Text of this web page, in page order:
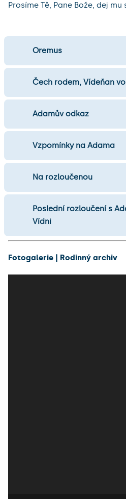
Prosíme Tě, Pane Bože, dej mu
Oremus
Čech rodem, Vídeňan
Adamův odkaz
Vzpomínky na Adama
Na rozloučenou
Poslední rozloučení s
Vídni
Fotogalerie | Rodinný archiv